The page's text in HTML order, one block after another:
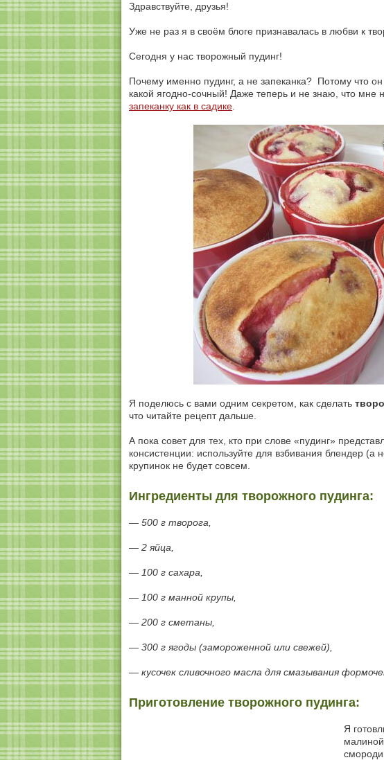
Здравствуйте, друзья!
Уже не раз я в своём блоге признавалась в любви к
Сегодня у нас творожный пудинг!
Почему именно пудинг, а не запеканка? Потому что
какой ягодно-сочный! Даже теперь и не знаю, что мне
запеканку как в садике
Я поделюсь с вами одним секретом, как сделать
что читайте рецепт дальше.
А пока совет для тех, кто при слове «пудинг»
консистенции: используйте для взбивания блендер (а
крупинок не будет совсем.
Ингредиенты для творожного пудинга:
— 500 г творога,
— 2 яйца,
— 100 г сахара,
— 100 г манной крупы,
— 200 г сметаны,
— 300 г ягоды (замороженной или свежей),
— кусочек сливочного масла для смазывания
Приготовление творожного пудинга:
Я